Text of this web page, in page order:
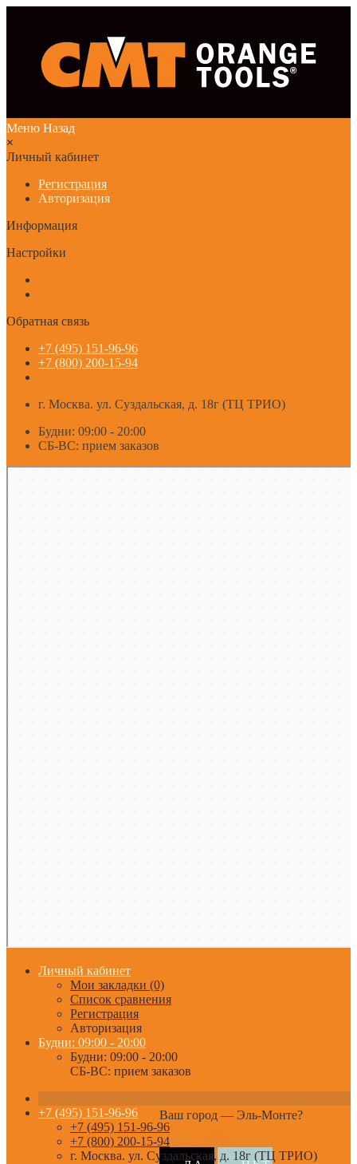
Меню Назад
×
Личный кабинет
Регистрация
Авторизация
Информация
Настройки
Обратная связь
+7 (495) 151-96-96
+7 (800) 200-15-94
г. Москва. ул. Суздальская, д. 18г (ТЦ ТРИО)
Будни: 09:00 - 20:00
СБ-ВС: прием заказов
Личный кабинет
Мои закладки (0)
Список сравнения
Регистрация
Авторизация
Будни: 09:00 - 20:00
Будни: 09:00 - 20:00
СБ-ВС: прием заказов
Ваш город — Эль-Монте?
+7 (495) 151-96-96
+7 (495) 151-96-96
+7 (800) 200-15-94
г. Москва. ул. Суздальская, д. 18г (ТЦ ТРИО)